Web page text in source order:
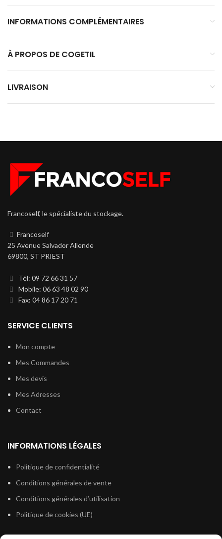
INFORMATIONS COMPLÉMENTAIRES
À PROPOS DE COGETIL
LIVRAISON
Francoself, le spécialiste du stockage.
Francoself
25 Avenue Salvador Allende
69800, ST PRIEST
Tél: 09 72 66 31 57
Mobile: 06 63 48 02 90
Fax: 04 86 17 20 71
SERVICE CLIENTS
Mon compte
Mes Commandes
Mes devis
Mes Adresses
Contact
INFORMATIONS LÉGALES
Politique de confidentialité
Conditions générales de vente
Conditions générales d’utilisation
Politique de cookies (UE)